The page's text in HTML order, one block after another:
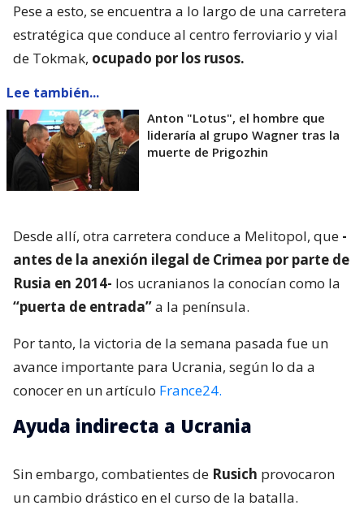
Pese a esto, se encuentra a lo largo de una carretera
estratégica que conduce al centro ferroviario y vial
de Tokmak, ocupado por los rusos.
Lee también...
Anton "Lotus", el hombre que
lideraría al grupo Wagner tras la
muerte de Prigozhin
Desde allí, otra carretera conduce a Melitopol, que -
antes de la anexión ilegal de Crimea por parte de
Rusia en 2014- los ucranianos la conocían como la
“puerta de entrada”a la península.
Por tanto, la victoria de la semana pasada fue un
avance importante para Ucrania, según lo da a
conocer en un artículo France24.
Ayuda indirecta a Ucrania
Sin embargo, combatientes de Rusich provocaron
un cambio drástico en el curso de la batalla.